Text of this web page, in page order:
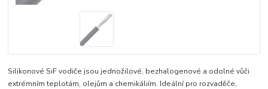
Silikonové SiF vodiče jsou jednožilové, bezhalogenové a odolné vůči
extrémním teplotám, olejům a chemikáliím. Ideální pro rozvaděče,